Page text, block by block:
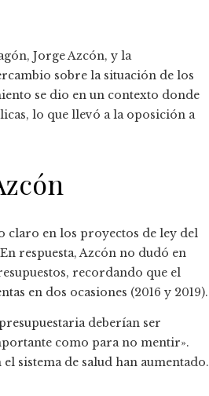
Jorge Azcón, y la
sobre la situación de los
se dio en un contexto donde
lo que llevó a la oposición a
claro en los proyectos de ley del
respuesta, Azcón no dudó en
recordando que el
en dos ocasiones (2016 y 2019).
deberían ser
como para no mentir».
sistema de salud han aumentado.